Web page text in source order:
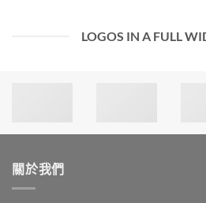
LOGOS IN A FULL
關於我們